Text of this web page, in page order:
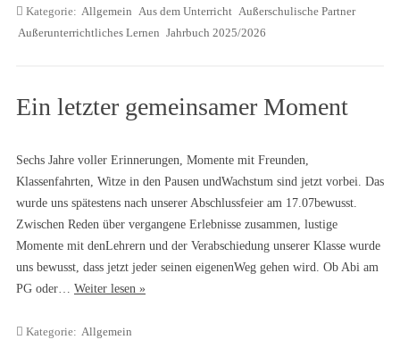
Kategorie: Allgemein Aus dem Unterricht Außerschulische Partner
Außerunterrichtliches Lernen Jahrbuch 2025/2026
Ein letzter gemeinsamer Moment
Sechs Jahre voller Erinnerungen, Momente mit Freunden,
Klassenfahrten, Witze in den Pausen undWachstum sind jetzt vorbei. Das
wurde uns spätestens nach unserer Abschlussfeier am 17.07bewusst.
Zwischen Reden über vergangene Erlebnisse zusammen, lustige
Momente mit denLehrern und der Verabschiedung unserer Klasse wurde
uns bewusst, dass jetzt jeder seinen eigenenWeg gehen wird. Ob Abi am
PG oder… Weiter lesen »
Kategorie: Allgemein